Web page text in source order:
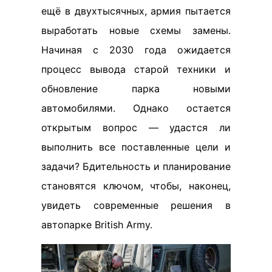
ещё в двухтысячных, армия пытается
выработать новые схемы замены.
Начиная с 2030 года ожидается
процесс вывода старой техники и
обновление парка новыми
автомобилями. Однако остается
открытым вопрос — удастся ли
выполнить все поставленные цели и
задачи? Бдительность и планирование
становятся ключом, чтобы, наконец,
увидеть современные решения в
автопарке British Army.